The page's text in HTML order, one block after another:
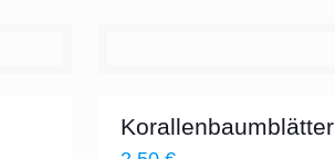
Korallenbaumblätter